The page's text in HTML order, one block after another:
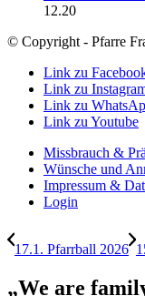
12.20
© Copyright - Pfarre
Link zu
Link zu
Link zu
Link zu Youtube
Missbrauch &
Wünsche und
Impressum &
Login
17.1. Pfarrball 2026
„We are